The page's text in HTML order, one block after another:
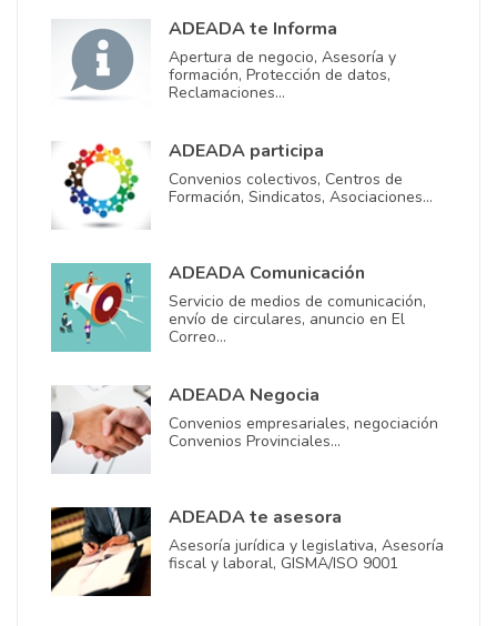
ADEADA te Informa
Apertura de negocio, Asesoría y
formación, Protección de datos,
Reclamaciones…
ADEADA participa
Convenios colectivos, Centros de
Formación, Sindicatos, Asociaciones…
ADEADA Comunicación
Servicio de medios de comunicación,
envío de circulares, anuncio en El
Correo…
ADEADA Negocia
Convenios empresariales, negociación
Convenios Provinciales…
ADEADA te asesora
Asesoría jurídica y legislativa, Asesoría
fiscal y laboral, GISMA/ISO 9001